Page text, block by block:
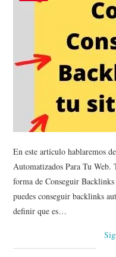
En este artículo hablaremos
Automatizados Para Tu Web.
forma de Conseguir
puedes conseguir backlinks
definir que es…